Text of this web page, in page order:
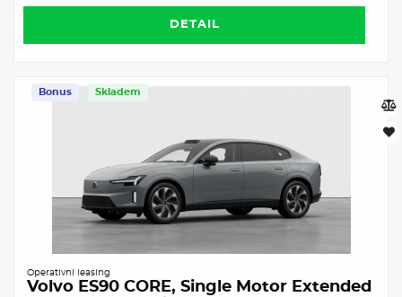
DETAIL
Skladem
Bonus
Operativní leasing
Volvo ES90 CORE, Single Motor Extended